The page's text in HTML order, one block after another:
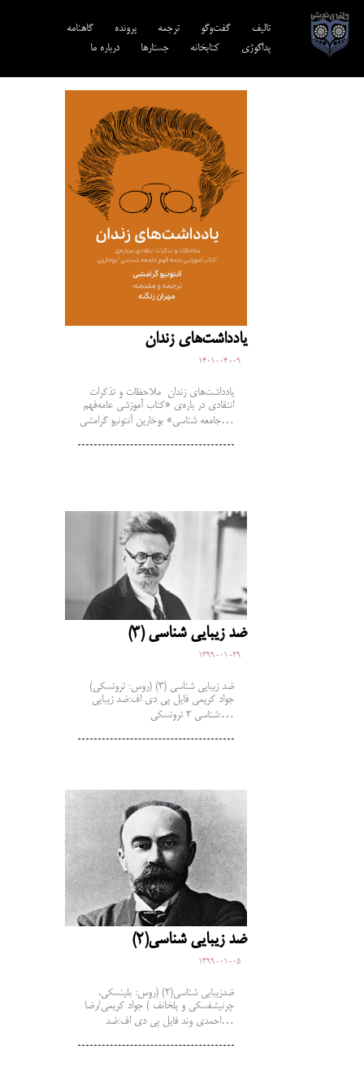
تالیف‎‌ گفت‌وگو ترجمه‌ پرونده
گاهنامه
پداگوژی
کتابخانه جستارها درباره ما
یادداشت‌های زندان
1401-04-09
یادداشت‌های زندان ملاحظات و تذکرات
انتقادی در باره‌ی «کتاب آموزشی عامه‌فهم
جامعه شناسی» بوخارین آنتونیو گرامشی…
ضد زیبایی ­شناسی (3)
1399-01-29
ضد زیبایی ­شناسی (3) (روس: تروتسکی)
جواد کریمی فایل پی دی اف:ضد زیبایی
شناسی 3 تروتسکی:…
ضد زیبایی شناسی(2)
1399-01-05
ضدزیبایی شناسی(2) (روس: بلینسکی،
چرنیشفسکی و پلخانف ) جواد کریمی/رضا
احمدی وند فایل پی دی اف:ضد…